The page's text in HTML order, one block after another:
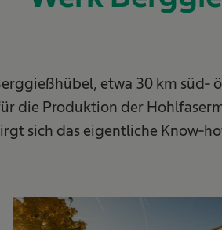
etwa 30 km süd-
die Produktion der
sich das eigentliche Know-